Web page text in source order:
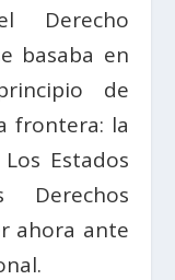
Derecho
basaba en
de
frontera: la
Estados
ahora ante